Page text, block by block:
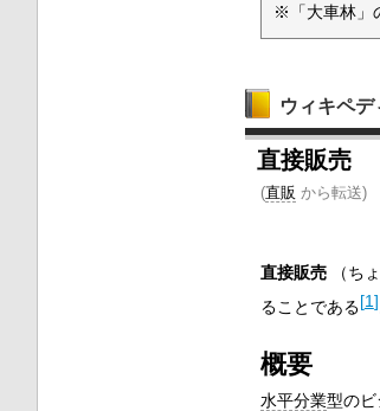
※「大車林」
ウィキペデ
直接販売
(直販 から転送)
直接販売 （ち
ることである[1]
概要
水平分業型のビ